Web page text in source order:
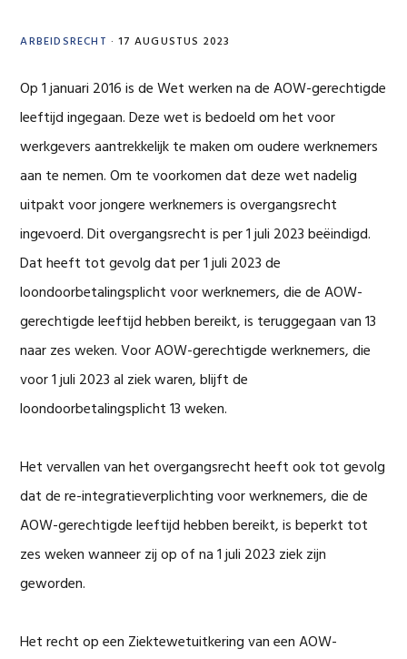
ARBEIDSRECHT · 17 AUGUSTUS 2023
Op 1 januari 2016 is de Wet werken na de AOW-gerechtigde
leeftijd ingegaan. Deze wet is bedoeld om het voor
werkgevers aantrekkelijk te maken om oudere werknemers
aan te nemen. Om te voorkomen dat deze wet nadelig
uitpakt voor jongere werknemers is overgangsrecht
ingevoerd. Dit overgangsrecht is per 1 juli 2023 beëindigd.
Dat heeft tot gevolg dat per 1 juli 2023 de
loondoorbetalingsplicht voor werknemers, die de AOW-
gerechtigde leeftijd hebben bereikt, is teruggegaan van 13
naar zes weken. Voor AOW-gerechtigde werknemers, die
voor 1 juli 2023 al ziek waren, blijft de
loondoorbetalingsplicht 13 weken.
Het vervallen van het overgangsrecht heeft ook tot gevolg
dat de re-integratieverplichting voor werknemers, die de
AOW-gerechtigde leeftijd hebben bereikt, is beperkt tot
zes weken wanneer zij op of na 1 juli 2023 ziek zijn
geworden.
Het recht op een Ziektewetuitkering van een AOW-